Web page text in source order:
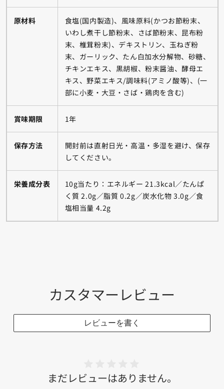
原材料
食塩(国内製造)、風味原料(かつお節粉末、
いわし煮干し節粉末、さば節粉末、昆布粉
末、椎茸粉末)、デキストリン、玉ねぎ粉
末、ガーリック、たん白加水分解物、砂糖、
チキンエキス、黒胡椒、粉末醤油、酵母エ
キス、野菜エキス/調味料(アミノ酸等)、(一
部に小麦・大豆・さば・鶏肉を含む)
賞味期限 1年
保存方法
開封前は直射日光・高温・多湿を避け、保存
してください。
栄養成分表
10g当たり：エネルギー 21.3kcal／たんぱ
く質 2.0g／脂質 0.2g／炭水化物 3.0g／食
塩相当量 4.2g
カスタマーレビュー
レビューを書く
まだレビューはありません。